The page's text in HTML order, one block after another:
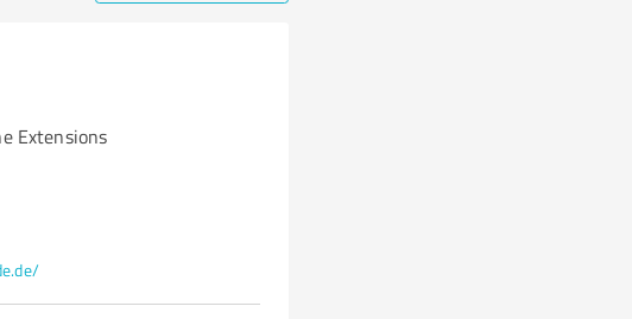
Extensions